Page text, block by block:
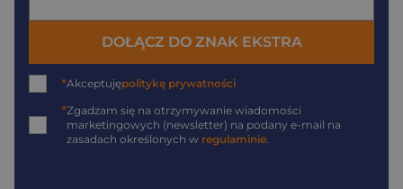
DOŁĄCZ DO ZNAK EKSTRA
*Akceptujępolitykę prywatności
*Zgadzam się na otrzymywanie wiadomości
marketingowych (newsletter) na podany e-mail na
zasadach określonych w regulaminie.